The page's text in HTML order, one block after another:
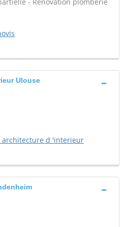
Ulouse
architecture d 'interieur